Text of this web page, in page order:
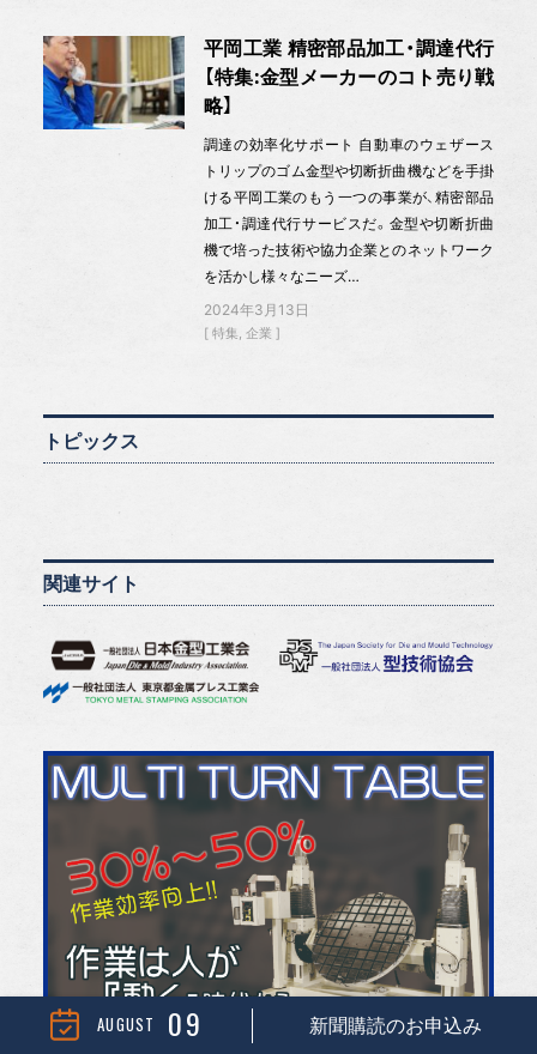
AUGUST 09 新聞購読のお申込み
平岡工業 精密部品加工・調達代行
【特集:金型メーカーのコト売り戦
略】
調達の効率化サポート 自動車のウェザース
トリップのゴム金型や切断折曲機などを手掛
ける平岡工業のもう一つの事業が、精密部品
加工・調達代行サービスだ。金型や切断折曲
機で培った技術や協力企業とのネットワーク
を活かし様々なニーズ…
2024年3月13日
特集 企業
トピックス
関連サイト